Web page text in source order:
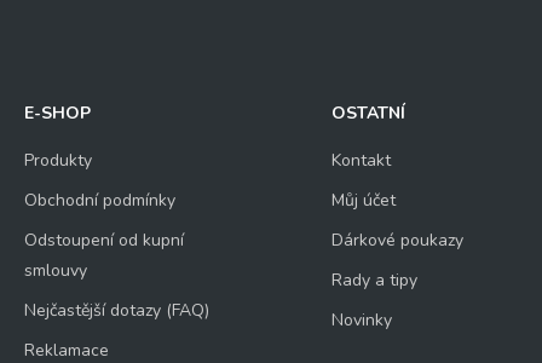
E-SHOP
Produkty
Obchodní podmínky
Odstoupení od kupní
smlouvy
Nejčastější dotazy (FAQ)
Reklamace
OSTATNÍ
Kontakt
Můj účet
Dárkové poukazy
Rady a tipy
Novinky